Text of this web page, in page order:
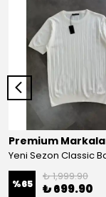
Premium
%65
₺ 1,999.90
₺ 699.90